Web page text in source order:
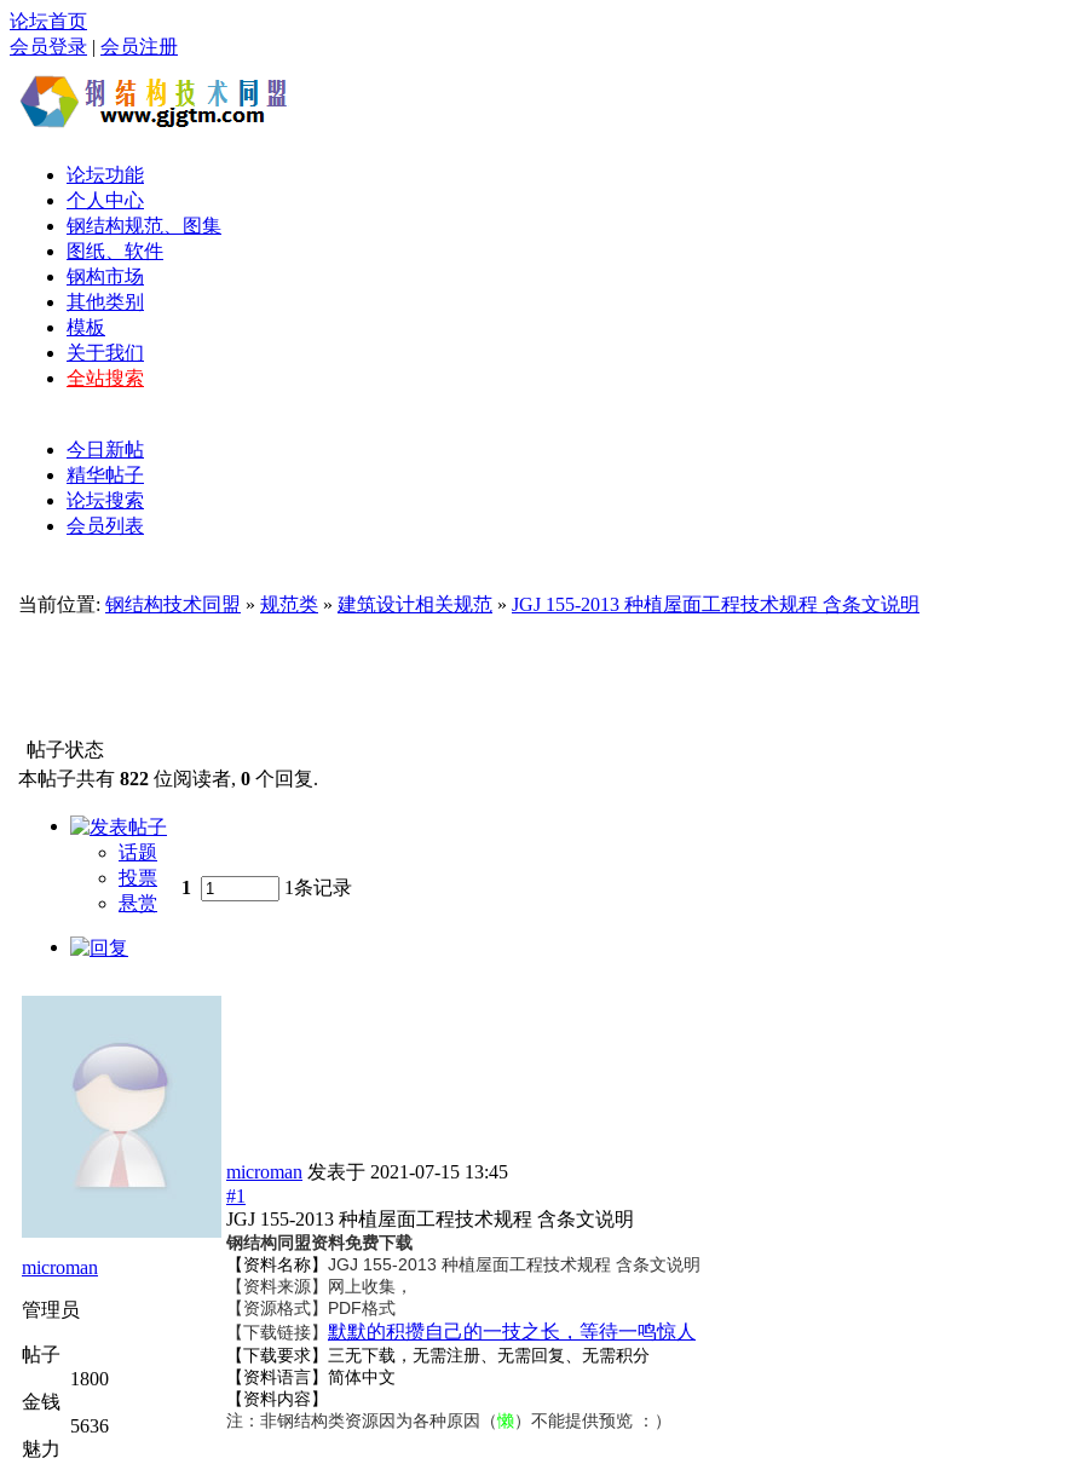
论坛首页
会员登录 | 会员注册
论坛功能
个人中心
钢结构规范、图集
图纸、软件
钢构市场
其他类别
模板
关于我们
全站搜索
今日新帖
精华帖子
论坛搜索
会员列表
当前位置: 钢结构技术同盟 » 规范类 » 建筑设计相关规范 » JGJ 155-2013 种植屋面工程技术规程 含条文说明
帖子状态
本帖子共有 822 位阅读者, 0 个回复.
话题
投票
悬赏
1 1条记录
microman
管理员
帖子
1800
金钱
5636
魅力
microman 发表于 2021-07-15 13:45
#1
JGJ 155-2013 种植屋面工程技术规程 含条文说明
钢结构同盟资料免费下载
【资料名称】 JGJ 155-2013 种植屋面工程技术规程 含条文说明
【资料来源】网上收集，
【资源格式】PDF格式
【下载链接】 默默的积攒自己的一技之长，等待一鸣惊人
【下载要求】三无下载，无需注册、无需回复、无需积分
【资料语言】简体中文
【资料内容】
注：非钢结构类资源因为各种原因（懒）不能提供预览 ：）